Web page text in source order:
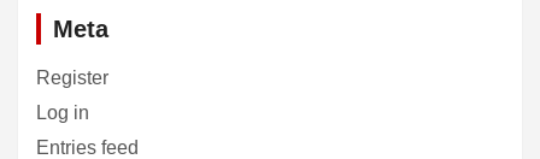
Meta
Register
Log in
Entries feed